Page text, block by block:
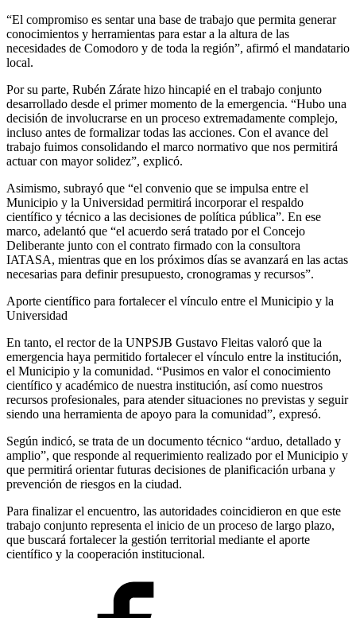
“El compromiso es sentar una base de trabajo que permita generar
conocimientos y herramientas para estar a la altura de las
necesidades de Comodoro y de toda la región”, afirmó el mandatario
local.
Por su parte, Rubén Zárate hizo hincapié en el trabajo conjunto
desarrollado desde el primer momento de la emergencia. “Hubo una
decisión de involucrarse en un proceso extremadamente complejo,
incluso antes de formalizar todas las acciones. Con el avance del
trabajo fuimos consolidando el marco normativo que nos permitirá
actuar con mayor solidez”, explicó.
Asimismo, subrayó que “el convenio que se impulsa entre el
Municipio y la Universidad permitirá incorporar el respaldo
científico y técnico a las decisiones de política pública”. En ese
marco, adelantó que “el acuerdo será tratado por el Concejo
Deliberante junto con el contrato firmado con la consultora
IATASA, mientras que en los próximos días se avanzará en las actas
necesarias para definir presupuesto, cronogramas y recursos”.
Aporte científico para fortalecer el vínculo entre el Municipio y la
Universidad
En tanto, el rector de la UNPSJB Gustavo Fleitas valoró que la
emergencia haya permitido fortalecer el vínculo entre la institución,
el Municipio y la comunidad. “Pusimos en valor el conocimiento
científico y académico de nuestra institución, así como nuestros
recursos profesionales, para atender situaciones no previstas y seguir
siendo una herramienta de apoyo para la comunidad”, expresó.
Según indicó, se trata de un documento técnico “arduo, detallado y
amplio”, que responde al requerimiento realizado por el Municipio y
que permitirá orientar futuras decisiones de planificación urbana y
prevención de riesgos en la ciudad.
Para finalizar el encuentro, las autoridades coincidieron en que este
trabajo conjunto representa el inicio de un proceso de largo plazo,
que buscará fortalecer la gestión territorial mediante el aporte
científico y la cooperación institucional.